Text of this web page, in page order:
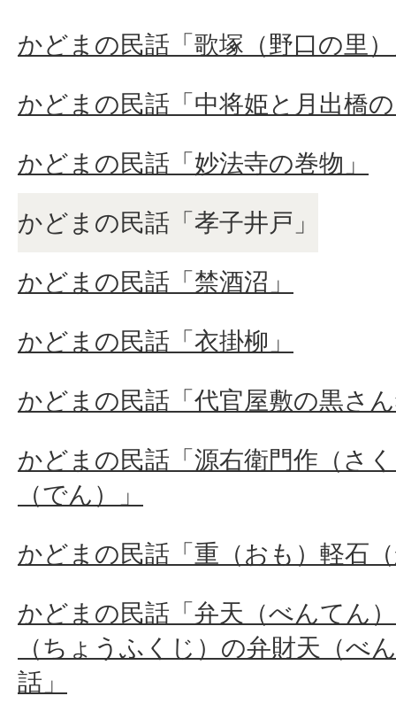
かどまの民話「歌塚（野口の里
かどまの民話「中将姫と月出橋
かどまの民話「妙法寺の巻物」
かどまの民話「孝子井戸」
かどまの民話「禁酒沼」
かどまの民話「衣掛柳」
かどまの民話「代官屋敷の黒さ
かどまの民話「源右衛門作（さ
（でん）」
かどまの民話「重（おも）軽石
かどまの民話「弁天（べんてん
（ちょうふくじ）の弁財天（べ
話」